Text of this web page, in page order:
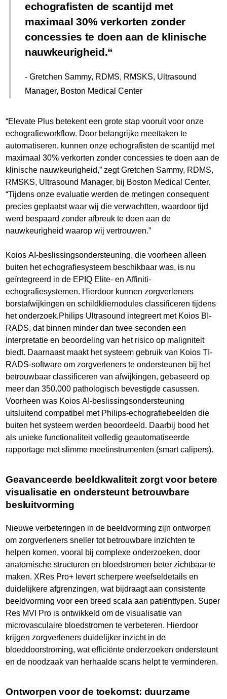
echografisten de scantijd met
maximaal 30% verkorten zonder
concessies te doen aan de klinische
nauwkeurigheid.
- Gretchen Sammy, RDMS, RMSKS, Ultrasound
Manager, Boston Medical Center
“Elevate Plus betekent een grote stap vooruit voor onze
echografieworkflow. Door belangrijke meettaken te
automatiseren, kunnen onze echografisten de scantijd met
maximaal 30% verkorten zonder concessies te doen aan de
klinische nauwkeurigheid,” zegt Gretchen Sammy, RDMS,
RMSKS, Ultrasound Manager, bij Boston Medical Center.
“Tijdens onze evaluatie werden de metingen consequent
precies geplaatst waar wij die verwachtten, waardoor tijd
werd bespaard zonder afbreuk te doen aan de
nauwkeurigheid waarop wij vertrouwen.”
Koios AI-beslissingsondersteuning, die voorheen alleen
buiten het echografiesysteem beschikbaar was, is nu
geïntegreerd in de EPIQ Elite- en Affiniti-
echografiesystemen. Hierdoor kunnen zorgverleners
borstafwijkingen en schildkliernodules classificeren tijdens
het onderzoek.Philips Ultrasound integreert met Koios BI-
RADS, dat binnen minder dan twee seconden een
interpretatie en beoordeling van het risico op maligniteit
biedt. Daarnaast maakt het systeem gebruik van Koios TI-
RADS-software om zorgverleners te ondersteunen bij het
betrouwbaar classificeren van afwijkingen, gebaseerd op
meer dan 350.000 pathologisch bevestigde casussen.
Voorheen was Koios AI-beslissingsondersteuning
uitsluitend compatibel met Philips-echografiebeelden die
buiten het systeem werden beoordeeld. Daarbij bood het
als unieke functionaliteit volledig geautomatiseerde
rapportage met slimme meetinstrumenten (smart calipers).
Geavanceerde beeldkwaliteit zorgt voor betere
visualisatie en ondersteunt betrouwbare
besluitvorming
Nieuwe verbeteringen in de beeldvorming zijn ontworpen
om zorgverleners sneller tot betrouwbare inzichten te
helpen komen, vooral bij complexe onderzoeken, door
anatomische structuren en bloedstromen beter zichtbaar te
maken. XRes Pro+ levert scherpere weefseldetails en
duidelijkere afgrenzingen, wat bijdraagt aan consistente
beeldvorming voor een breed scala aan patiënttypen. Super
Res MVI Pro is ontwikkeld om de visualisatie van
microvasculaire bloedstromen te verbeteren. Hierdoor
krijgen zorgverleners duidelijker inzicht in de
bloeddoorstroming, wat efficiënte onderzoeken ondersteunt
en de noodzaak van herhaalde scans helpt te verminderen.
Ontworpen voor de toekomst: duurzame